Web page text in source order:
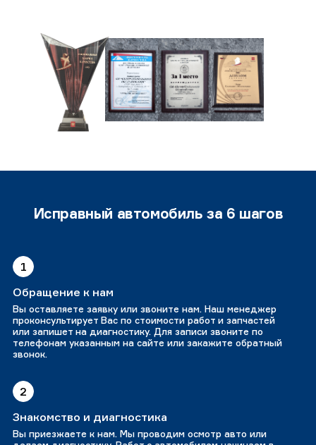
Исправный автомобиль за 6 шагов
1
Обращение к нам
Вы оставляете заявку или звоните нам. Наш менеджер
проконсультирует Вас по стоимости работ и запчастей
или запишет на диагностику. Для записи звоните по
телефонам указанным на сайте или закажите обратный
звонок.
2
Знакомство и диагностика
Вы приезжаете к нам. Мы проводим осмотр авто или